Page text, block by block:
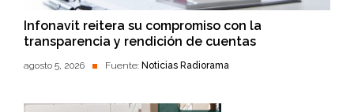
Infonavit reitera su compromiso con la
transparencia y rendición de cuentas
agosto 5, 2026 Fuente: Noticias Radiorama